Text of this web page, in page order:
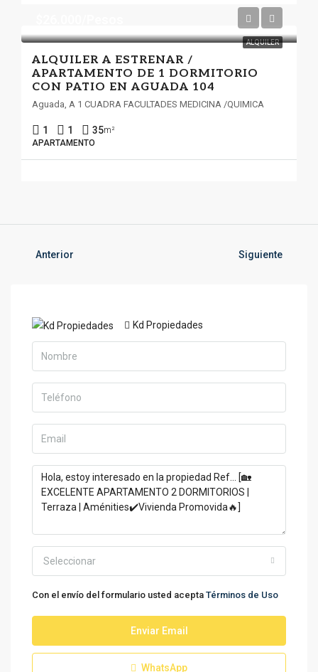
ALQUILER
ALQUILER A ESTRENAR /
APARTAMENTO DE 1 DORMITORIO
CON PATIO EN AGUADA 104
Aguada, A 1 CUADRA FACULTADES MEDICINA /QUIMICA
1 1 35m²
APARTAMENTO
Anterior Siguiente
Kd Propiedades
Seleccionar
Con el envío del formulario usted acepta Términos de Uso
Enviar Email
WhatsApp